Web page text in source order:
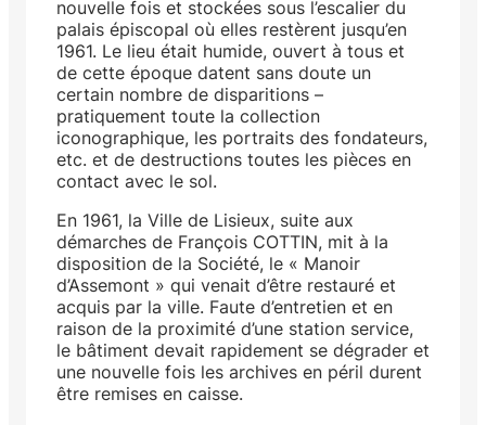
nouvelle fois et stockées sous l’escalier du
palais épiscopal où elles restèrent jusqu’en
1961. Le lieu était humide, ouvert à tous et
de cette époque datent sans doute un
certain nombre de disparitions –
pratiquement toute la collection
iconographique, les portraits des fondateurs,
etc. et de destructions toutes les pièces en
contact avec le sol.
En 1961, la Ville de Lisieux, suite aux
démarches de François COTTIN, mit à la
disposition de la Société, le « Manoir
d’Assemont » qui venait d’être restauré et
acquis par la ville. Faute d’entretien et en
raison de la proximité d’une station service,
le bâtiment devait rapidement se dégrader et
une nouvelle fois les archives en péril durent
être remises en caisse.